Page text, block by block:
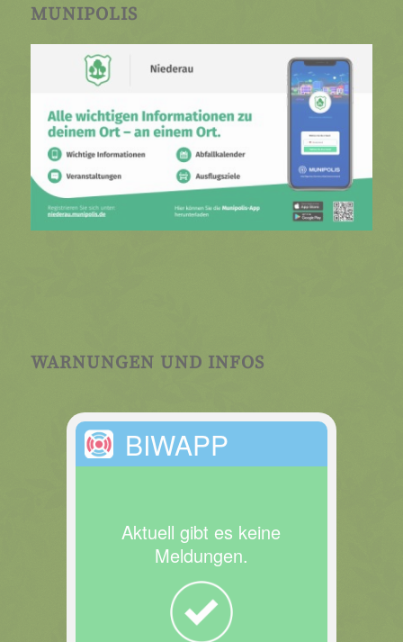
MUNIPOLIS
WARNUNGEN UND INFOS
BIWAPP
Aktuell gibt es keine
Meldungen.